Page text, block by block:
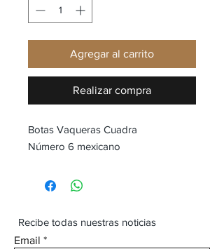
Agregar al carrito
Realizar compra
Botas Vaqueras Cuadra
Número 6 mexicano
Recibe todas nuestras noticias
Email